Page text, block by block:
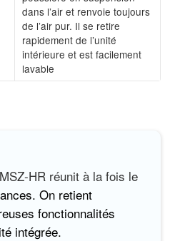
dans l’air et renvoie toujours
de l’air pur. Il se retire
rapidement de l’unité
intérieure et est facilement
lavable
HR réunit à la fois le
On retient
fonctionnalités
intégrée.